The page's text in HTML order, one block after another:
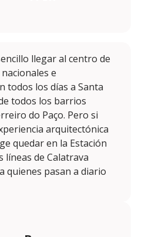
llegar al centro de
e
todos los días a Santa
todos los barrios
do Paço. Pero si
arquitectónica
quedar en la Estación
líneas de Calatrava
quienes pasan a diario